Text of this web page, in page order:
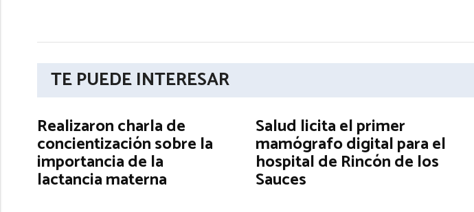
TE PUEDE INTERESAR
Realizaron charla de
concientización sobre la
importancia de la
lactancia materna
Salud licita el primer
mamógrafo digital para el
hospital de Rincón de los
Sauces